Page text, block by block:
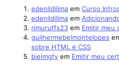
edenildilima em Curso
edenildilima em
rimuruffs23 em Emitir meu
guilhermebelmontelopes
sobre HTML e CSS
bielmgfv em Emitir meu